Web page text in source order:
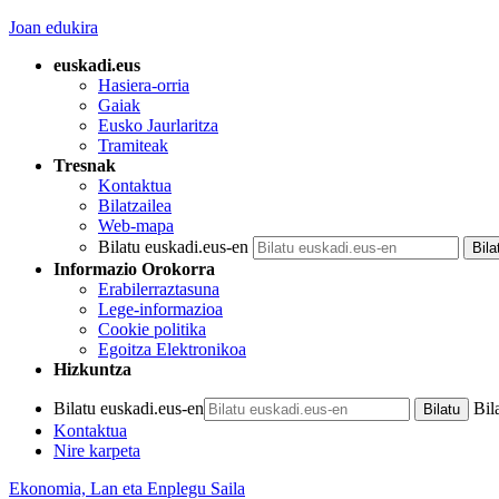
Joan edukira
euskadi.eus
Hasiera-orria
Gaiak
Eusko Jaurlaritza
Tramiteak
Tresnak
Kontaktua
Bilatzailea
Web-mapa
Bilatu euskadi.eus-en
Informazio Orokorra
Erabilerraztasuna
Lege-informazioa
Cookie politika
Egoitza Elektronikoa
Hizkuntza
Bilatu euskadi.eus-en
Kontaktua
Nire karpeta
Ekonomia, Lan eta Enplegu Saila